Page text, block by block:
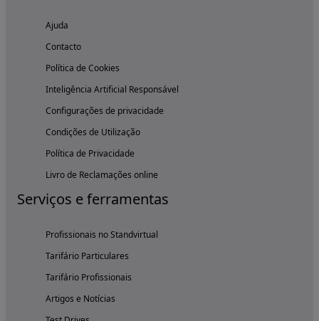
Ajuda
Contacto
Política de Cookies
Inteligência Artificial Responsável
Configurações de privacidade
Condições de Utilização
Política de Privacidade
Livro de Reclamações online
Serviços e ferramentas
Profissionais no Standvirtual
Tarifário Particulares
Tarifário Profissionais
Artigos e Notícias